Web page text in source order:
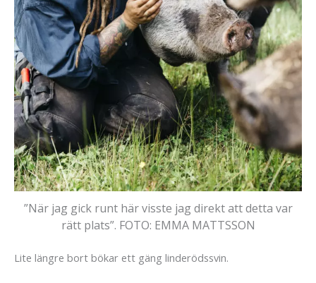
”När jag gick runt här visste jag direkt att detta var
rätt plats”. FOTO: EMMA MATTSSON
Lite längre bort bökar ett gäng linderödssvin.